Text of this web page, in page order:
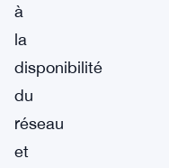
à
la
disponibilité
du
réseau
et